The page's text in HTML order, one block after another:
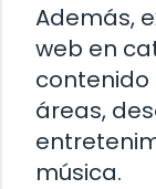
Además,
web en
áreas,
música.